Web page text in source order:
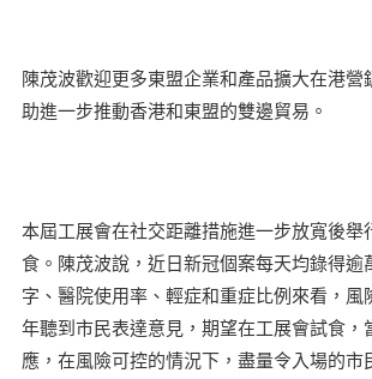
陳茂波歡迎更多東盟企業和產品擴大在港營
助進一步推動香港和東盟的雙邊貿易。
本屆工展會在社交距離措施進一步放寬後舉
食。陳茂波說，近日新冠個案每天均錄得逾
字、醫院使用率、輕症和重症比例來看，風
年聽到市民表達意見，期望在工展會試食，
應，在風險可控的情況下，盡量令入場的市